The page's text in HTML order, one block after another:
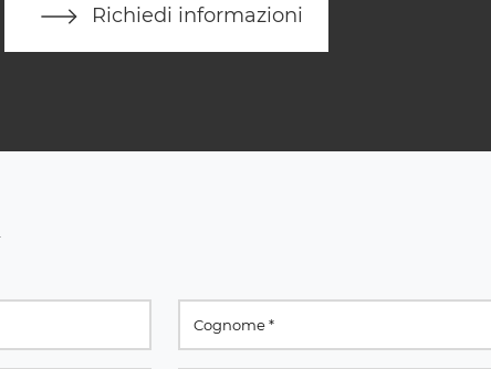
Richiedi informazioni